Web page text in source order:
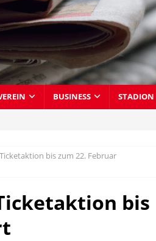
BUSINESS STADION
bis zum 22. Februar
bis